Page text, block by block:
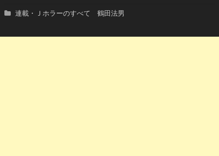
連載・Ｊホラーのすべて 鶴田法男